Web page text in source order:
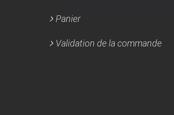
Panier
Validation de la commande